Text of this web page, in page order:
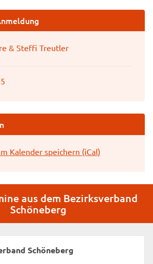
& Steffi Treutler
Kalender speichern (iCal)
aus dem Bezirksverband
Schöneberg
Schöneberg